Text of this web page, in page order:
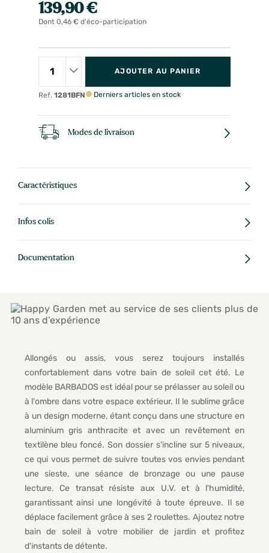
139,90 €
Dont 0,46 € d'éco-participation
Ref. 1281BFN
AJOUTER AU PANIER
Derniers articles en stock
Modes de livraison
Caractéristiques
Infos colis
Documentation
Allongés ou assis, vous serez toujours installés
confortablement dans votre bain de soleil cet été. Le
modèle BARBADOS est idéal pour se prélasser au soleil ou
à l'ombre dans votre espace extérieur. Il le sublime grâce
à un design moderne, étant conçu dans une structure en
aluminium gris anthracite et avec un revêtement en
textilène bleu foncé. Son dossier s'incline sur 5 niveaux,
ce qui vous permet de suivre toutes vos envies pendant
une sieste, une séance de bronzage ou une pause
lecture. Ce transat résiste aux U.V. et à l'humidité,
garantissant ainsi une longévité à toute épreuve. Il se
déplace facilement grâce à ses 2 roulettes. Ajoutez notre
bain de soleil à votre mobilier de jardin et profitez
d'instants de détente.